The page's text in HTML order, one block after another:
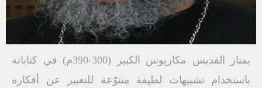
يمتاز القديس مكاريوس الكبير (300-390م) في كتاباته
باستخدام تشبيهات لطيفة متنوّعة للتعبير عن أفكاره